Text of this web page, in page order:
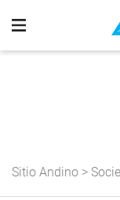
Sitio Andino >